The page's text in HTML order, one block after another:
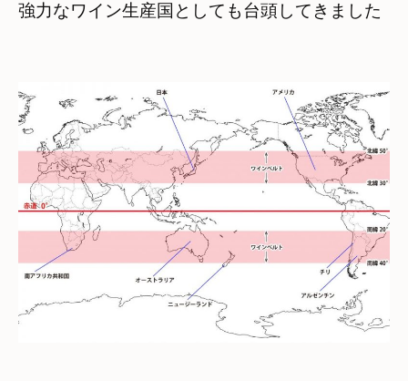
強力なワイン生産国としても台頭してきました